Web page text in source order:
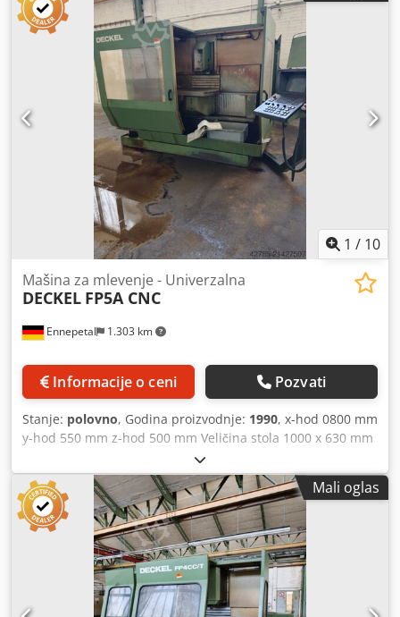
1 / 10
Ennepetal 1.303 km
Mašina za mlevenje - Univerzalna
DECKEL FP5A CNC
Informacije o ceni Pozvati
Stanje: polovno, Godina proizvodnje: 1990, x-hod 0800 mm
y-hod 550 mm z-hod 500 mm Veličina stola 1000 x 630 mm
Opseg posmaka 0-10.000 mm/min Brzi hod 10 m/min
Prihvat alata ISO 40 Opseg obrtaja 20 - 4000 o/min Glavni
pogon DC 10 kW CNC upravljanje Dialog 11 Ukupna
potrebna snaga 15 kW Chedpjyq Slxofx Aaysa Težina
mašine cca 6500 kg Potrebni prostor cca 3,0x2,5x2,0 m CNC
alatna glodalica sa Dialog 11 upravljanjem, kabinom za
zaštitu od prskanja i automatskim izmjenjivačem alata sa
30 pozicija. Mašina je remontovana i modernizovana od
strane firme FPS 2010. godine.
Mali oglas